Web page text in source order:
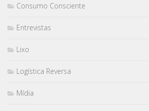
Consumo Consciente
Entrevistas
Lixo
Logística Reversa
Mídia